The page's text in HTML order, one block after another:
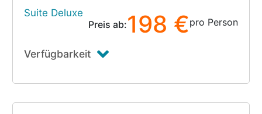
Suite Deluxe
Preis ab:198 €pro Person
Verfügbarkeit